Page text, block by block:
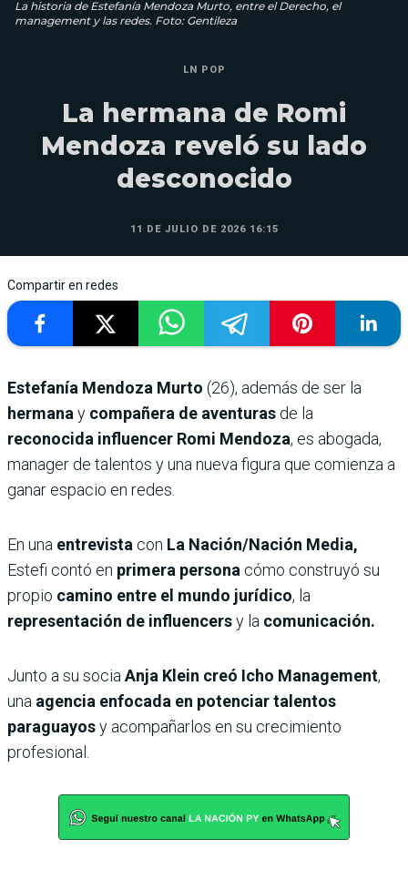
La historia de Estefanía Mendoza Murto, entre el Derecho, el
management y las redes. Foto: Gentileza
LN POP
La hermana de Romi
Mendoza reveló su lado
desconocido
11 DE JULIO DE 2026 16:15
Compartir en redes
Estefanía Mendoza Murto (26), además de ser la
hermana y compañera de aventuras de la
reconocida influencer Romi Mendoza, es abogada,
manager de talentos y una nueva figura que comienza a
ganar espacio en redes.
En una entrevista con La Nación/Nación Media,
Estefi contó en primera persona cómo construyó su
propio camino entre el mundo jurídico, la
representación de influencersy la comunicación.
Junto a su socia Anja Klein creó Icho Management,
una agencia enfocada en potenciar talentos
paraguayosy acompañarlos en su crecimiento
profesional.